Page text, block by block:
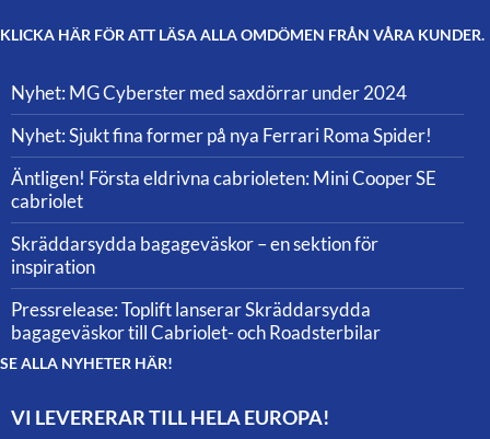
KLICKA HÄR FÖR ATT LÄSA ALLA OMDÖMEN FRÅN VÅRA KUNDER.
Nyhet: MG Cyberster med saxdörrar under 2024
Nyhet: Sjukt fina former på nya Ferrari Roma Spider!
Äntligen! Första eldrivna cabrioleten: Mini Cooper SE
cabriolet
Skräddarsydda bagageväskor – en sektion för
inspiration
Pressrelease: Toplift lanserar Skräddarsydda
bagageväskor till Cabriolet- och Roadsterbilar
SE ALLA NYHETER HÄR!
VI LEVERERAR TILL HELA EUROPA!